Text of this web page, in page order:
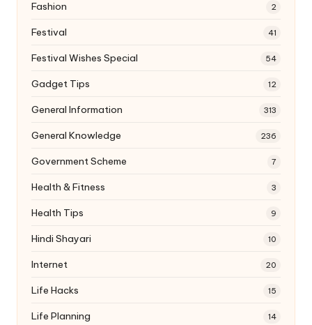
Fashion 2
Festival 41
Festival Wishes Special 54
Gadget Tips 12
General Information 313
General Knowledge 236
Government Scheme 7
Health & Fitness 3
Health Tips 9
Hindi Shayari 10
Internet 20
Life Hacks 15
Life Planning 14